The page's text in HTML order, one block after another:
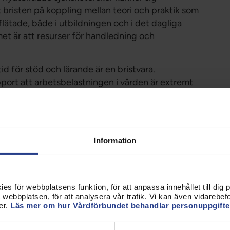
Information
för webbplatsens funktion, för att anpassa innehållet till dig
för att analysera vår trafik. Vi kan även
Läs mer om hur Vårdförbundet behandlar
på koppling mellan teori och praktik som
både i utbildningen och i det dagliga
är att resurser för handledning och
för stöd och lärande är en bristvara.
att arbetsbelastningen i vården är extremt
att ge den introduktion som krävs för att nya
blir inte bara osäkerhet hos nyutbildade –
kompromissa med vårdens kvalitet.
av sjuksköterskeutbildningen. Det är
att den danska utbildningen är längre än den
fram fakta i stället för antaganden om hur
Reformen införs först 2027, så det finns
år och haft goda möjligheter att genomföra
Tyvärr har vården nedprioriterats och